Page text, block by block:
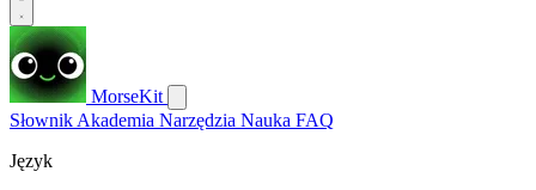
MorseKit
Słownik Akademia Narzędzia Nauka FAQ
Język